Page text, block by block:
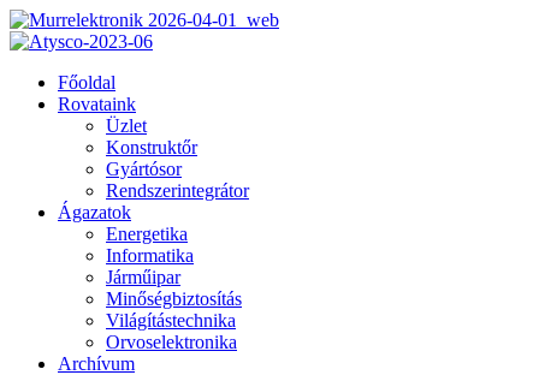
Főoldal
Rovataink
Üzlet
Konstruktőr
Gyártósor
Rendszerintegrátor
Ágazatok
Energetika
Informatika
Járműipar
Minőségbiztosítás
Világítástechnika
Orvoselektronika
Archívum